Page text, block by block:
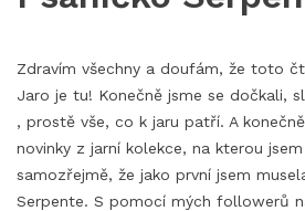
Zdravím všechny a doufám, že toto
Jaro je tu! Konečně jsme se dočkali,
, prostě vše, co k jaru patří. A
novinky z jarní kolekce, na kterou
samozřejmě, že jako první jsem
Serpente. S pomocí mých followerů